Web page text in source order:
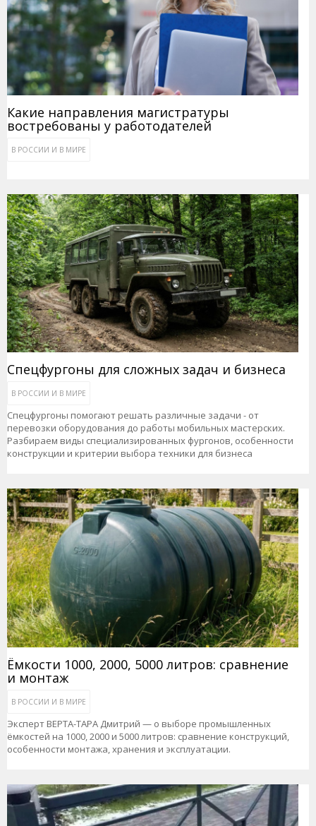
Какие направления магистратуры
востребованы у работодателей
В РОССИИ И В МИРЕ
Спецфургоны для сложных задач и бизнеса
В РОССИИ И В МИРЕ
Спецфургоны помогают решать различные задачи - от
перевозки оборудования до работы мобильных мастерских.
Разбираем виды специализированных фургонов, особенности
конструкции и критерии выбора техники для бизнеса
Ёмкости 1000, 2000, 5000 литров: сравнение
и монтаж
В РОССИИ И В МИРЕ
Эксперт ВЕРТА-ТАРА Дмитрий — о выборе промышленных
ёмкостей на 1000, 2000 и 5000 литров: сравнение конструкций,
особенности монтажа, хранения и эксплуатации.